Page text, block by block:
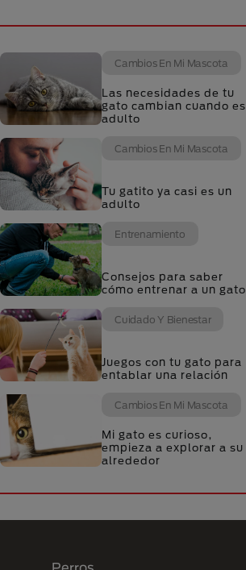
Cambios En Mi Mascota
Las necesidades de tu
gato cambian cuando es
adulto
Cambios En Mi Mascota
Tu gatito ya casi es un
adulto
Entrenamiento
Consejos para saber
cómo entrenar a un gato
Cuidado Y Bienestar
Juegos con tu gato para
entablar una relación
Cambios En Mi Mascota
Mi gato es curioso,
empieza a explorar a su
alrededor
Perros